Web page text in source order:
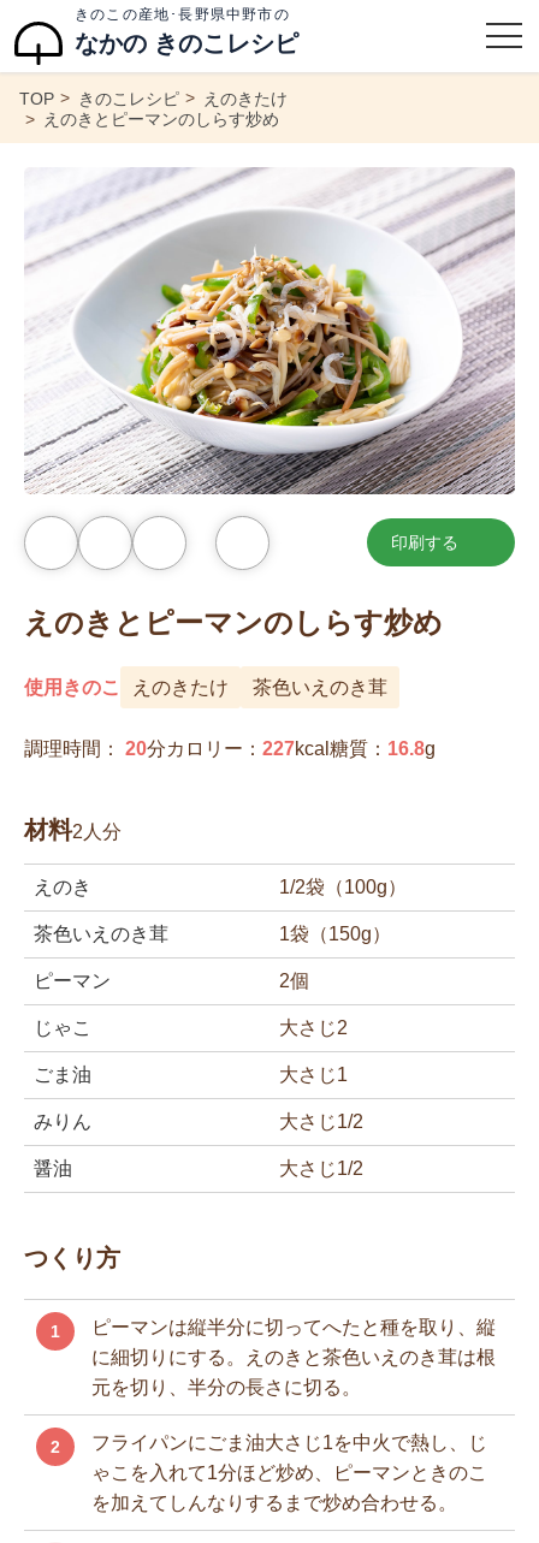
きのこの産地･長野県中野市の
なかの きのこレシピ
TOP きのこレシピ
えのきたけ
えのきとピーマンのしらす炒め
気
入
り
追
加
印刷する
えのきとピーマンのしらす炒め
使用きのこ えのきたけ 茶色いえのき茸
調理時間： 20分カロリー： 227kcal 糖質： 16.8g
材料2人分
えのき 1/2袋（100g）
茶色いえのき茸 1袋（150g）
ピーマン 2個
じゃこ 大さじ2
ごま油 大さじ1
みりん 大さじ1/2
醤油 大さじ1/2
つくり方
1
ピーマンは縦半分に切ってへたと種を取り、縦
に細切りにする。えのきと茶色いえのき茸は根
元を切り、半分の長さに切る。
2
フライパンにごま油大さじ1を中火で熱し、じ
ゃこを入れて1分ほど炒め、ピーマンときのこ
を加えてしんなりするまで炒め合わせる。